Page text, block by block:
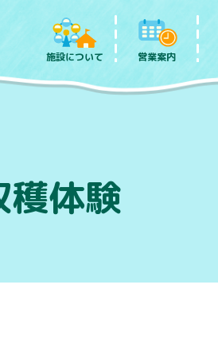
施設について 営業案内
体験